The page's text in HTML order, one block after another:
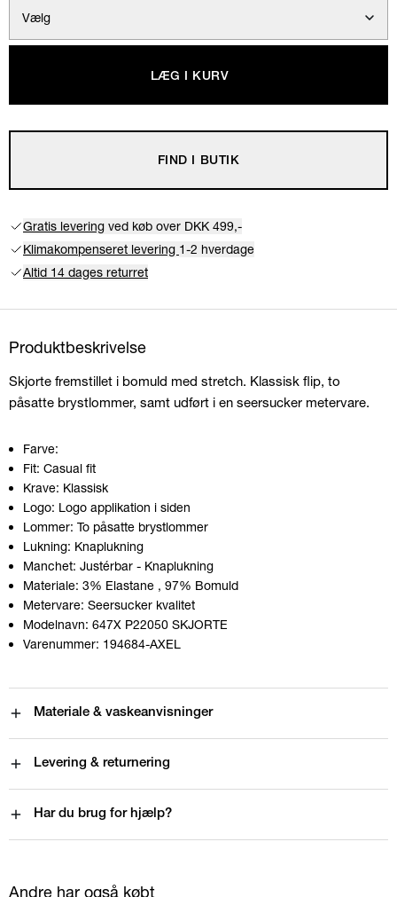
Vælg
LÆG I KURV
FIND I BUTIK
Gratis levering ved køb over DKK 499,-
Klimakompenseret levering 1-2 hverdage
Altid 14 dages returret
Produktbeskrivelse
Skjorte fremstillet i bomuld med stretch. Klassisk flip, to
påsatte brystlommer, samt udført i en seersucker metervare.
Farve:
Fit: Casual fit
Krave: Klassisk
Logo: Logo applikation i siden
Lommer: To påsatte brystlommer
Lukning: Knaplukning
Manchet: Justérbar - Knaplukning
Materiale: 3% Elastane , 97% Bomuld
Metervare: Seersucker kvalitet
Modelnavn: 647X P22050 SKJORTE
Varenummer: 194684-AXEL
Materiale & vaskeanvisninger
Levering & returnering
Har du brug for hjælp?
Andre har også købt